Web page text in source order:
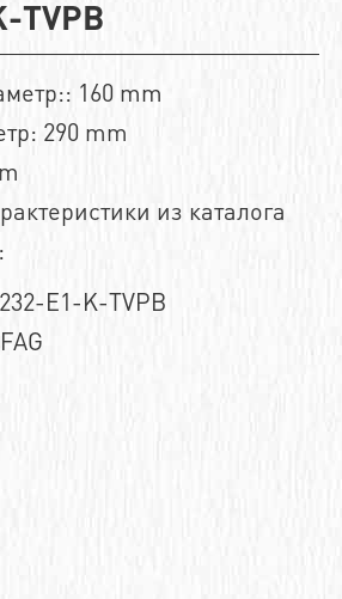
TVPB
160 mm
290 mm
из каталога
E1-K-TVPB